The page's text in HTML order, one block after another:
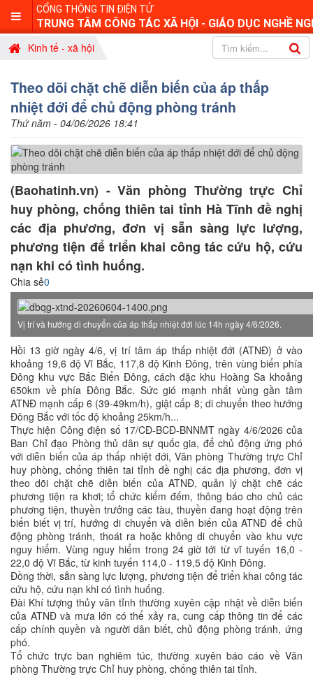
CỔNG THÔNG TIN ĐIỆN TỬ
TRUNG TÂM CÔNG TÁC XÃ HỘI - GIÁO DỤC NGHỀ
Kinh tế - xã hội
Theo dõi chặt chẽ diễn biến của áp thấp
nhiệt đới để chủ động phòng tránh
Thứ năm - 04/06/2026 18:41
(Baohatinh.vn) - Văn phòng Thường trực Chỉ
huy phòng, chống thiên tai tỉnh Hà Tĩnh đề nghị
các địa phương, đơn vị sẵn sàng lực lượng,
phương tiện để triển khai công tác cứu hộ, cứu
nạn khi có tình huống.
Chia sẻ0
Vị trí và hướng di chuyển của áp thấp nhiệt đới lúc 14h ngày 4/6/2026.
Hồi 13 giờ ngày 4/6, vị trí tâm áp thấp nhiệt đới (ATNĐ) ở vào
khoảng 19,6 độ Vĩ Bắc, 117,8 độ Kinh Đông, trên vùng biển phía
Đông khu vực Bắc Biển Đông, cách đặc khu Hoàng Sa khoảng
650km về phía Đông Bắc. Sức gió mạnh nhất vùng gần tâm
ATNĐ mạnh cấp 6 (39-49km/h), giật cấp 8; di chuyển theo hướng
Đông Bắc với tốc độ khoảng 25km/h...
Thực hiện Công điện số 17/CĐ-BCĐ-BNNMT ngày 4/6/2026 của
Ban Chỉ đạo Phòng thủ dân sự quốc gia, để chủ động ứng phó
với diễn biến của áp thấp nhiệt đới, Văn phòng Thường trực Chỉ
huy phòng, chống thiên tai tỉnh đề nghị các địa phương, đơn vị
theo dõi chặt chẽ diễn biến của ATNĐ, quản lý chặt chẽ các
phương tiện ra khơi; tổ chức kiểm đếm, thông báo cho chủ các
phương tiện, thuyền trưởng các tàu, thuyền đang hoạt động trên
biển biết vị trí, hướng di chuyển và diễn biến của ATNĐ để chủ
động phòng tránh, thoát ra hoặc không di chuyển vào khu vực
nguy hiểm. Vùng nguy hiểm trong 24 giờ tới từ vĩ tuyến 16,0 -
22,0 độ Vĩ Bắc, từ kinh tuyến 114,0 - 119,5 độ Kinh Đông.
Đồng thời, sẵn sàng lực lượng, phương tiện để triển khai công tác
cứu hộ, cứu nạn khi có tình huống.
Đài Khí tượng thủy văn tỉnh thường xuyên cập nhật về diễn biến
của ATNĐ và mưa lớn có thể xảy ra, cung cấp thông tin để các
cấp chính quyền và người dân biết, chủ động phòng tránh, ứng
phó.
Tổ chức trực ban nghiêm túc, thường xuyên báo cáo về Văn
phòng Thường trực Chỉ huy phòng, chống thiên tai tỉnh.